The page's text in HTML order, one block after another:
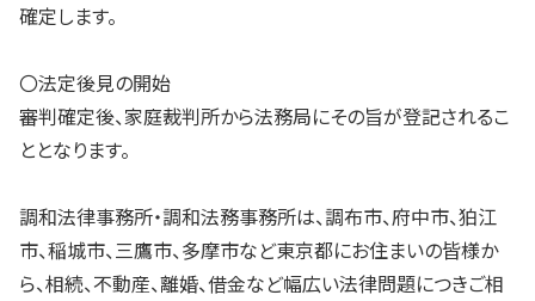
確定します。
〇法定後見の開始
審判確定後、家庭裁判所から法務局にその旨が登記されるこ
ととなります。
調和法律事務所・調和法務事務所は、調布市、府中市、狛江
市、稲城市、三鷹市、多摩市など東京都にお住まいの皆様か
ら、相続、不動産、離婚、借金など幅広い法律問題につきご相